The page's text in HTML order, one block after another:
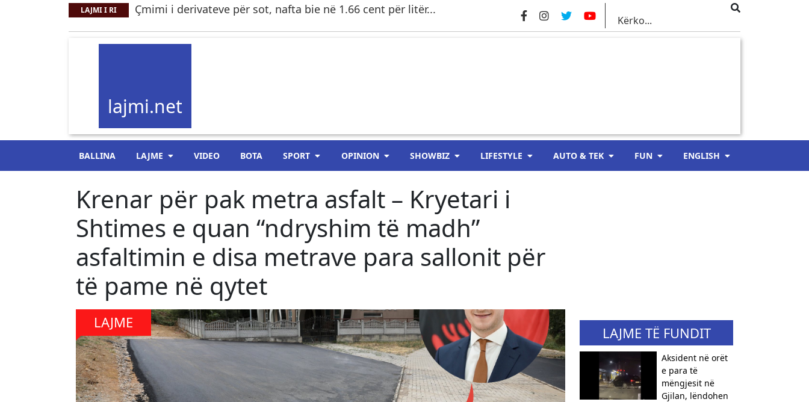
LAJMI I RI Çmimi i derivateve për sot, nafta bie në 1.66 cent për litër...
lajmi.net
BALLINA LAJME VIDEO BOTA SPORT OPINION SHOWBIZ LIFESTYLE AUTO & TEK FUN ENGLISH
Krenar për pak metra asfalt – Kryetari i
Shtimes e quan “ndryshim të madh”
asfaltimin e disa metrave para sallonit për
të pame në qytet
LAJME
LAJME TË FUNDIT
Aksident në orët
e para të
mëngjesit në
Gjilan, lëndohen